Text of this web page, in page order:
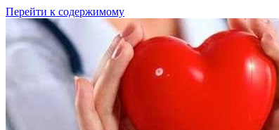
Перейти к содержимому